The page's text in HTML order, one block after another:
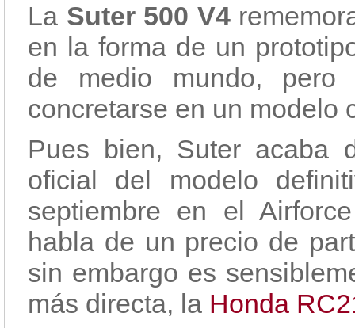
La Suter 500 V4
en la forma de un
de medio mundo,
concretarse en un modelo
Pues bien, Suter acaba
oficial del modelo
septiembre en el
habla de un precio de
sin embargo es
más directa, la Honda